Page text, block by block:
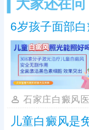
大家还在问
6岁孩子面部
石家庄白癜风
儿童白癜风是